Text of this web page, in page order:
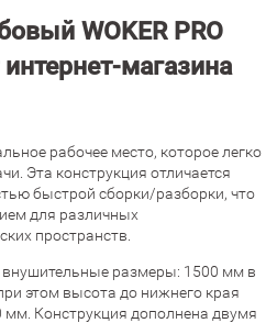
WOKER PRO
магазина
рабочее место, которое легко
Эта конструкция отличается
быстрой сборки/разборки, что
для различных
пространств.
внушительные размеры: 1500 мм в
этом высота до нижнего края
Конструкция дополнена двумя